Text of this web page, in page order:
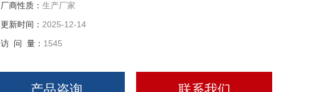
厂商性质： 生产厂家
更新时间： 2025-12-14
访 问 量： 1545